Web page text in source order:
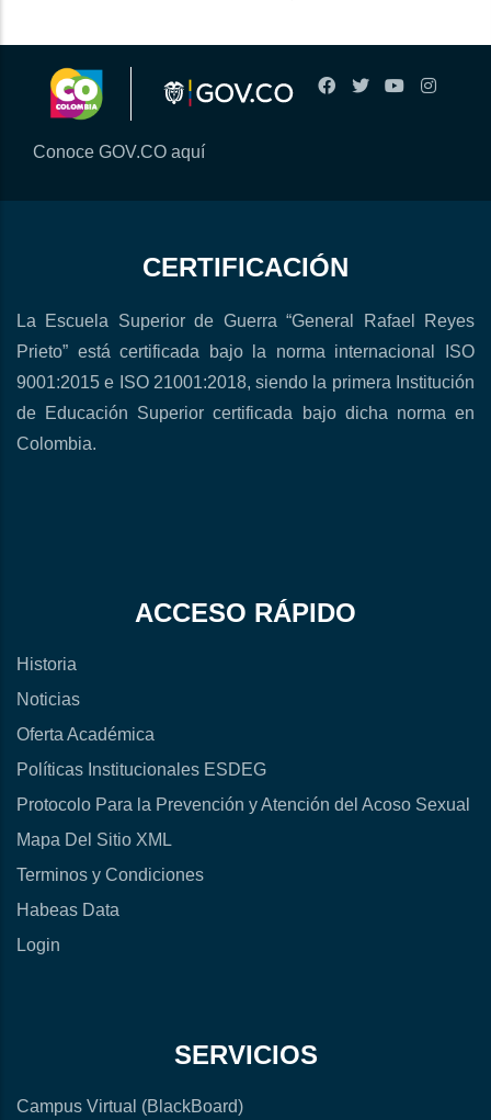
Conoce GOV.CO aquí
CERTIFICACIÓN
La Escuela Superior de Guerra “General Rafael Reyes
Prieto” está certificada bajo la norma internacional ISO
9001:2015 e ISO 21001:2018, siendo la primera Institución
de Educación Superior certificada bajo dicha norma en
Colombia.
ACCESO RÁPIDO
Historia
Noticias
Oferta Académica
Políticas Institucionales ESDEG
Protocolo Para la Prevención y Atención del Acoso Sexual
Mapa Del Sitio XML
Terminos y Condiciones
Habeas Data
Login
SERVICIOS
Campus Virtual (BlackBoard)